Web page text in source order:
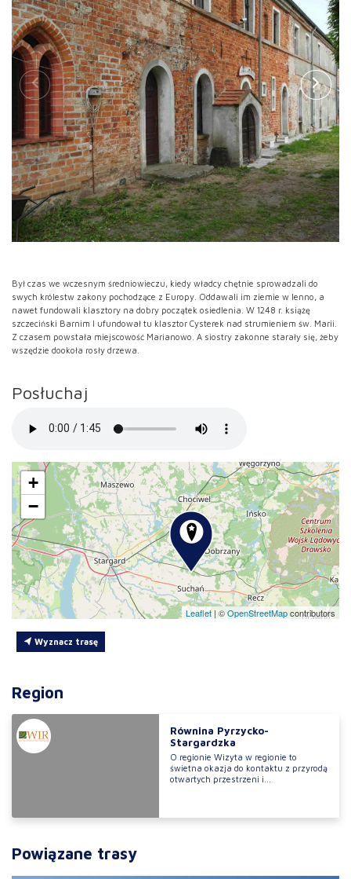
Był czas we wczesnym średniowieczu, kiedy władcy chętnie sprowadzali do
swych królestw zakony pochodzące z Europy. Oddawali im ziemie w lenno, a
nawet fundowali klasztory na dobry początek osiedlenia. W 1248 r. książę
szczeciński Barnim I ufundował tu klasztor Cysterek nad strumieniem św. Marii.
Z czasem powstała miejscowość Marianowo. A siostry zakonne starały się, żeby
wszędzie dookoła rosły drzewa.
Posłuchaj
+
−
Leaflet | ©OpenStreetMapcontributors
Wyznacz trasę
Region
Równina Pyrzycko-
Stargardzka
O regionie Wizyta w regionie to
świetna okazja do kontaktu z przyrodą
otwartych przestrzeni i...
Powiązane trasy